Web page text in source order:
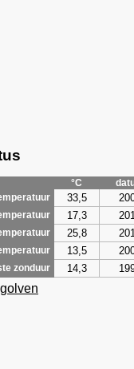
°C
33,5
17,3
25,8
13,5
zonduur 14,3